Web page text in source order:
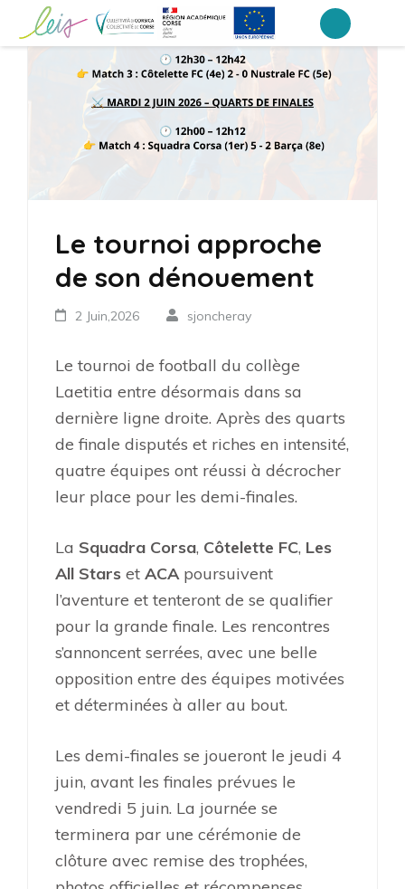
Collège Laetitia Bonaparte – Ajaccio
Le tournoi approche
de son dénouement
2 Juin,2026 sjoncheray
Le tournoi de football du collège
Laetitia entre désormais dans sa
dernière ligne droite. Après des quarts
de finale disputés et riches en intensité,
quatre équipes ont réussi à décrocher
leur place pour les demi-finales.
La Squadra Corsa, Côtelette FC, Les
All Stars et ACApoursuivent
l’aventure et tenteront de se qualifier
pour la grande finale. Les rencontres
s’annoncent serrées, avec une belle
opposition entre des équipes motivées
et déterminées à aller au bout.
Les demi-finales se joueront le jeudi 4
juin, avant les finales prévues le
vendredi 5 juin. La journée se
terminera par une cérémonie de
clôture avec remise des trophées,